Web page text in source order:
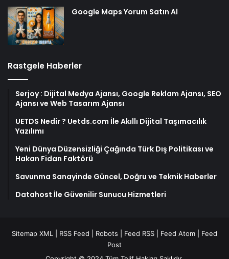
Google Maps Yorum Satın Al
Rastgele Haberler
Serjoy : Dijital Medya Ajansı, Google Reklam Ajansı, SEO
Ajansı ve Web Tasarım Ajansı
UETDS Nedir ? Uetds.com İle Akıllı Dijital Taşımacılık
Yazılımı
Yeni Dünya Düzensizliği Çağında Türk Dış Politikası ve
Hakan Fidan Faktörü
Savunma Sanayinde Güncel, Doğru ve Teknik Haberler
Datahost İle Güvenilir Sunucu Hizmetleri
Sitemap XML RSS Feed Robots Feed RSS Feed Atom
Feed
Post